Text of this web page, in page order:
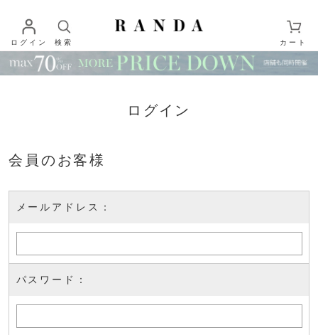
ログイン 検索 カート
ログイン
会員のお客様
メールアドレス：
パスワード：